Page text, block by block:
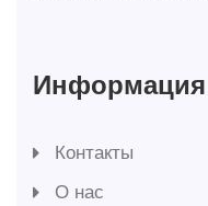
Информация
Контакты
О нас